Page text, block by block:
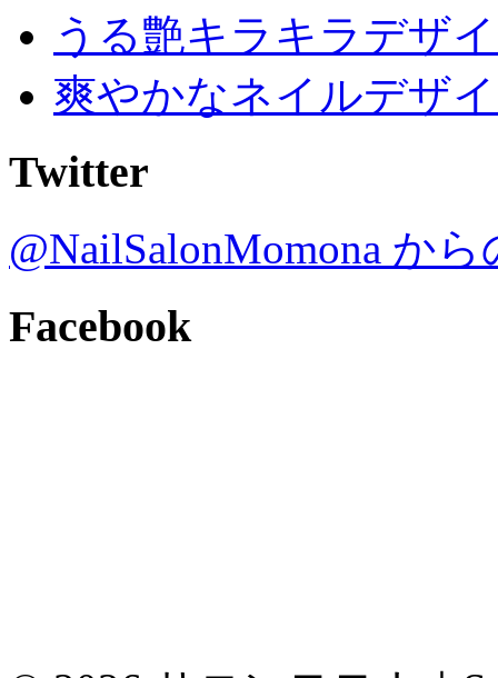
うる艶キラキラデザ
爽やかなネイルデザ
Twitter
@NailSalonMomona か
Facebook